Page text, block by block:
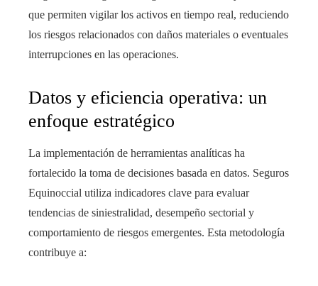
que permiten vigilar los activos en tiempo real, reduciendo
los riesgos relacionados con daños materiales o eventuales
interrupciones en las operaciones.
Datos y eficiencia operativa: un
enfoque estratégico
La implementación de herramientas analíticas ha
fortalecido la toma de decisiones basada en datos. Seguros
Equinoccial utiliza indicadores clave para evaluar
tendencias de siniestralidad, desempeño sectorial y
comportamiento de riesgos emergentes. Esta metodología
contribuye a: